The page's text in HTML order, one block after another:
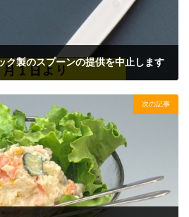
ク製のスプーンの提供を中止します
次の記事